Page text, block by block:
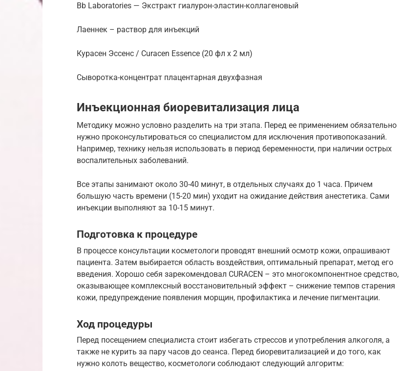
Bb Laboratories — Экстракт гиалурон-эластин-коллагеновый
Лаеннек – раствор для инъекций
Курасен Эссенс / Curacen Essence (20 фл х 2 мл)
Cыворотка-концентрат плацентарная двухфазная
Инъекционная биоревитализация лица
Методику можно условно разделить на три этапа. Перед ее применением обязательно
нужно проконсультироваться со специалистом для исключения противопоказаний.
Например, технику нельзя использовать в период беременности, при наличии острых
воспалительных заболеваний.
Все этапы занимают около 30-40 минут, в отдельных случаях до 1 часа. Причем
большую часть времени (15-20 мин) уходит на ожидание действия анестетика. Сами
инъекции выполняют за 10-15 минут.
Подготовка к процедуре
В процессе консультации косметологи проводят внешний осмотр кожи, опрашивают
пациента. Затем выбирается область воздействия, оптимальный препарат, метод его
введения. Хорошо себя зарекомендовал CURACEN – это многокомпонентное средство,
оказывающее комплексный восстановительный эффект – снижение темпов старения
кожи, предупреждение появления морщин, профилактика и лечение пигментации.
Ход процедуры
Перед посещением специалиста стоит избегать стрессов и употребления алкоголя, а
также не курить за пару часов до сеанса. Перед биоревитализацией и до того, как
нужно колоть вещество, косметологи соблюдают следующий алгоритм: